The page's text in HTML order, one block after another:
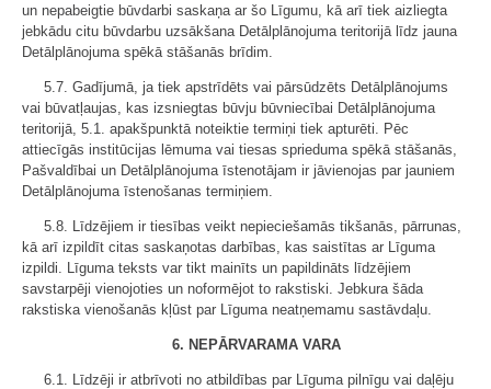
un nepabeigtie būvdarbi saskaņa ar šo Līgumu, kā arī tiek aizliegta
jebkādu citu būvdarbu uzsākšana Detālplānojuma teritorijā līdz jauna
Detālplānojuma spēkā stāšanās brīdim.
5.7. Gadījumā, ja tiek apstrīdēts vai pārsūdzēts Detālplānojums
vai būvatļaujas, kas izsniegtas būvju būvniecībai Detālplānojuma
teritorijā, 5.1. apakšpunktā noteiktie termiņi tiek apturēti. Pēc
attiecīgās institūcijas lēmuma vai tiesas sprieduma spēkā stāšanās,
Pašvaldībai un Detālplānojuma īstenotājam ir jāvienojas par jauniem
Detālplānojuma īstenošanas termiņiem.
5.8. Līdzējiem ir tiesības veikt nepieciešamās tikšanās, pārrunas,
kā arī izpildīt citas saskaņotas darbības, kas saistītas ar Līguma
izpildi. Līguma teksts var tikt mainīts un papildināts līdzējiem
savstarpēji vienojoties un noformējot to rakstiski. Jebkura šāda
rakstiska vienošanās kļūst par Līguma neatņemamu sastāvdaļu.
6. NEPĀRVARAMA VARA
6.1. Līdzēji ir atbrīvoti no atbildības par Līguma pilnīgu vai daļēju